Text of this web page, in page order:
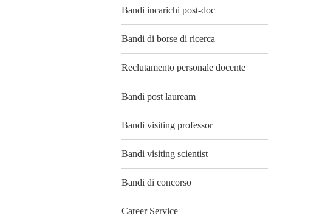
Bandi incarichi post-doc
Bandi di borse di ricerca
Reclutamento personale docente
Bandi post lauream
Bandi visiting professor
Bandi visiting scientist
Bandi di concorso
Career Service